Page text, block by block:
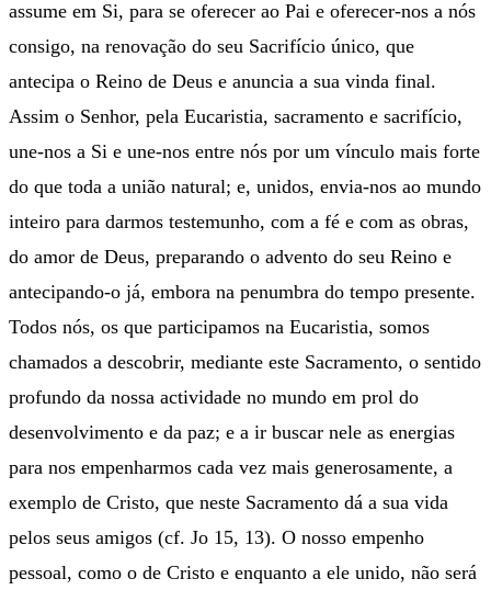
assume em Si, para se oferecer ao Pai e oferecer-nos a nós
consigo, na renovação do seu Sacrifício único, que
antecipa o Reino de Deus e anuncia a sua vinda final.
Assim o Senhor, pela Eucaristia, sacramento e sacrifício,
une-nos a Si e une-nos entre nós por um vínculo mais forte
do que toda a união natural; e, unidos, envia-nos ao mundo
inteiro para darmos testemunho, com a fé e com as obras,
do amor de Deus, preparando o advento do seu Reino e
antecipando-o já, embora na penumbra do tempo presente.
Todos nós, os que participamos na Eucaristia, somos
chamados a descobrir, mediante este Sacramento, o sentido
profundo da nossa actividade no mundo em prol do
desenvolvimento e da paz; e a ir buscar nele as energias
para nos empenharmos cada vez mais generosamente, a
exemplo de Cristo, que neste Sacramento dá a sua vida
pelos seus amigos (cf. Jo 15, 13). O nosso empenho
pessoal, como o de Cristo e enquanto a ele unido, não será